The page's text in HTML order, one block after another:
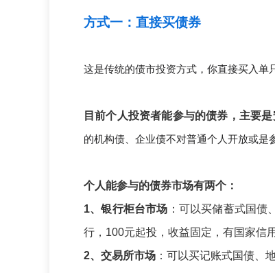
方式一：直接买债券
这是传统的债市投资方式，你直接买入单
目前个人投资者能参与的债券，主要
的机构债、企业债不对普通个人开放或是
个人能参与的债券市场有两个：
1、银行柜台市场 ：可以买储蓄式国
行，100元起投，收益固定，有国家信
2、交易所市场 ：可以买记账式国债、